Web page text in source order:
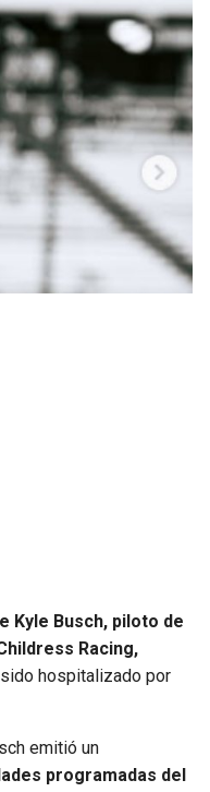
Kyle Busch, piloto de
Racing,
hospitalizado por
emitió un
programadas del